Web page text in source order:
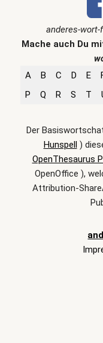
anderes-wort-
Mache auch Du
A
B C D E
P
Q R S T
Der
Hunspell)
OpenThesaurus
OpenOffice ),
Attribution-